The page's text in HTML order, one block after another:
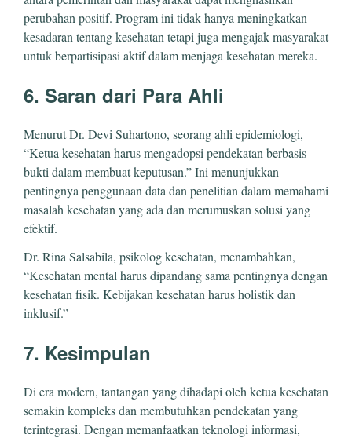
perubahan positif. Program ini tidak hanya meningkatkan
kesadaran tentang kesehatan tetapi juga mengajak masyarakat
untuk berpartisipasi aktif dalam menjaga kesehatan mereka.
6. Saran dari Para Ahli
Menurut Dr. Devi Suhartono, seorang ahli epidemiologi,
“Ketua kesehatan harus mengadopsi pendekatan berbasis
bukti dalam membuat keputusan.” Ini menunjukkan
pentingnya penggunaan data dan penelitian dalam memahami
masalah kesehatan yang ada dan merumuskan solusi yang
efektif.
Dr. Rina Salsabila, psikolog kesehatan, menambahkan,
“Kesehatan mental harus dipandang sama pentingnya dengan
kesehatan fisik. Kebijakan kesehatan harus holistik dan
inklusif.”
7. Kesimpulan
Di era modern, tantangan yang dihadapi oleh ketua kesehatan
semakin kompleks dan membutuhkan pendekatan yang
terintegrasi. Dengan memanfaatkan teknologi informasi,